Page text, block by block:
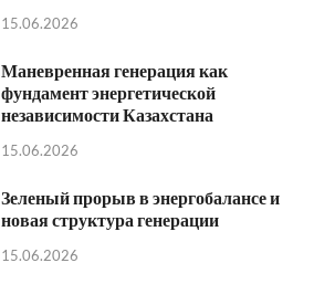
15.06.2026
Маневренная генерация как
фундамент энергетической
независимости Казахстана
15.06.2026
Зеленый прорыв в энергобалансе и
новая структура генерации
15.06.2026